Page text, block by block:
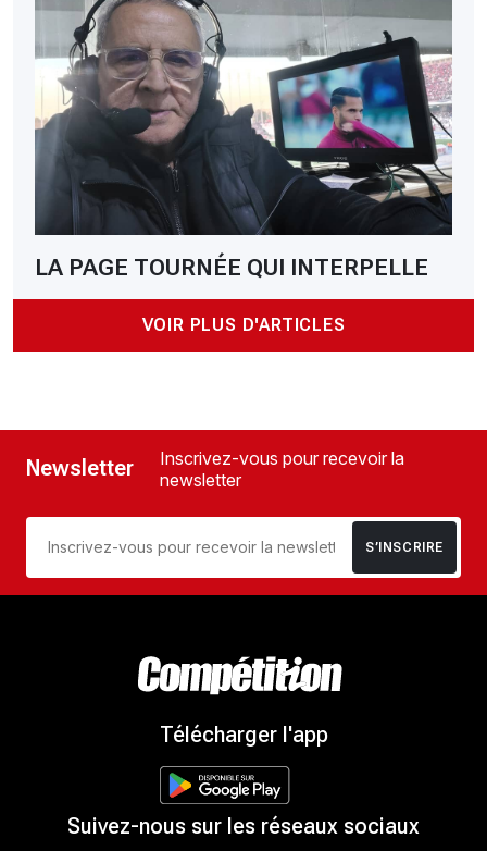
LA PAGE TOURNÉE QUI INTERPELLE
VOIR PLUS D'ARTICLES
Newsletter
Inscrivez-vous pour recevoir la
newsletter
S’INSCRIRE
Télécharger l'app
Suivez-nous sur les réseaux sociaux